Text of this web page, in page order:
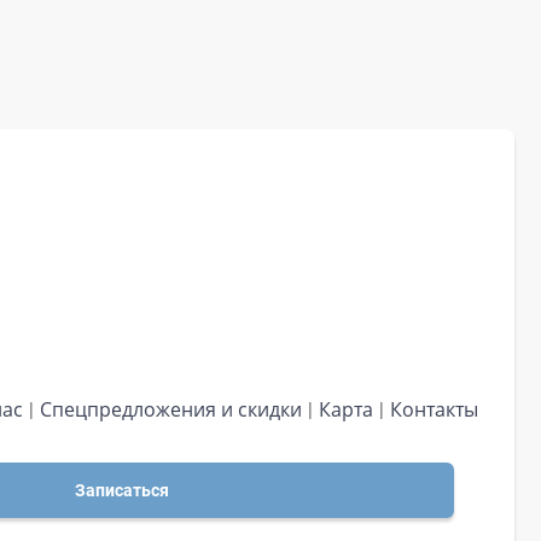
Спецпредложения и скидки Карта Контакты
Записаться